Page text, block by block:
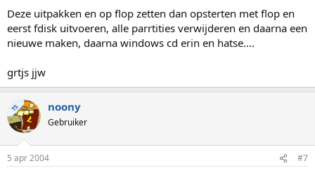
Deze uitpakken en op flop zetten dan opsterten met flop en
eerst fdisk uitvoeren, alle parrtities verwijderen en daarna een
nieuwe maken, daarna windows cd erin en hatse....
grtjs jjw
TS noony
Gebruiker
5 apr 2004 #7